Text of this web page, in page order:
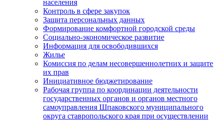
населения
Контроль в сфере закупок
Защита персональных данных
Формирование комфортной городской среды
Социально-экономическое развитие
Информация для освободившихся
Жилье
Комиссия по делам несовершеннолетних и защите
их прав
Инициативное бюджетирование
Рабочая группа по координации деятельности
государственных органов и органов местного
самоуправления Шпаковского муниципального
округа ставропольского края при осуществлении